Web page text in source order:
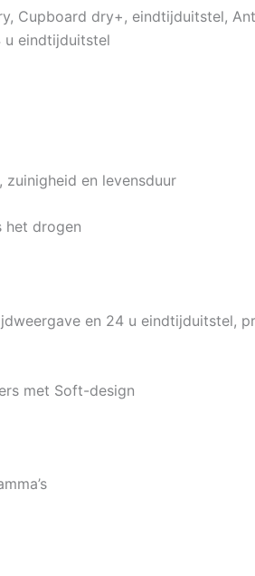
Cupboard dry+, eindtijduitstel,
u eindtijduitstel
en levensduur
het drogen
en 24 u eindtijduitstel,
met Soft-design